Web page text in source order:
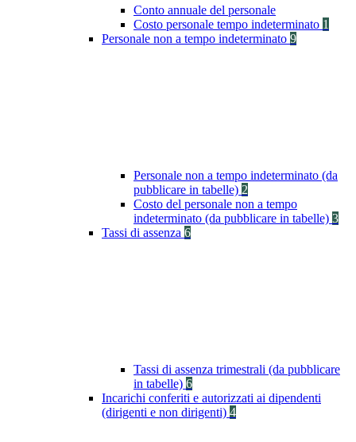
Conto annuale del personale
Costo personale tempo indeterminato 1
Personale non a tempo indeterminato 9
Personale non a tempo indeterminato (da
pubblicare in tabelle) 2
Costo del personale non a tempo
indeterminato (da pubblicare in tabelle) 3
Tassi di assenza 6
Tassi di assenza trimestrali (da pubblicare
in tabelle) 6
Incarichi conferiti e autorizzati ai dipendenti
(dirigenti e non dirigenti) 4